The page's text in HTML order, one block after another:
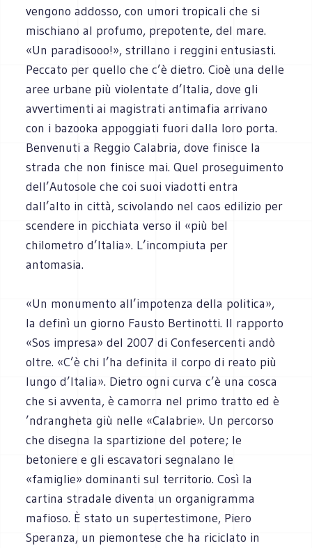
vengono addosso, con umori tropicali che si
mischiano al profumo, prepotente, del mare.
«Un paradisooo!», strillano i reggini entusiasti.
Peccato per quello che c’è dietro. Cioè una delle
aree urbane più violentate d’Italia, dove gli
avvertimenti ai magistrati antimafia arrivano
con i bazooka appoggiati fuori dalla loro porta.
Benvenuti a Reggio Calabria, dove finisce la
strada che non finisce mai. Quel proseguimento
dell’Autosole che coi suoi viadotti entra
dall’alto in città, scivolando nel caos edilizio per
scendere in picchiata verso il «più bel
chilometro d’Italia». L’incompiuta per
antomasia.
«Un monumento all’impotenza della politica»,
la definì un giorno Fausto Bertinotti. Il rapporto
«Sos impresa» del 2007 di Confesercenti andò
oltre. «C’è chi l’ha definita il corpo di reato più
lungo d’Italia». Dietro ogni curva c’è una cosca
che si avventa, è camorra nel primo tratto ed è
’ndrangheta giù nelle «Calabrie». Un percorso
che disegna la spartizione del potere; le
betoniere e gli escavatori segnalano le
«famiglie» dominanti sul territorio. Così la
cartina stradale diventa un organigramma
mafioso. È stato un supertestimone, Piero
Speranza, un piemontese che ha riciclato in